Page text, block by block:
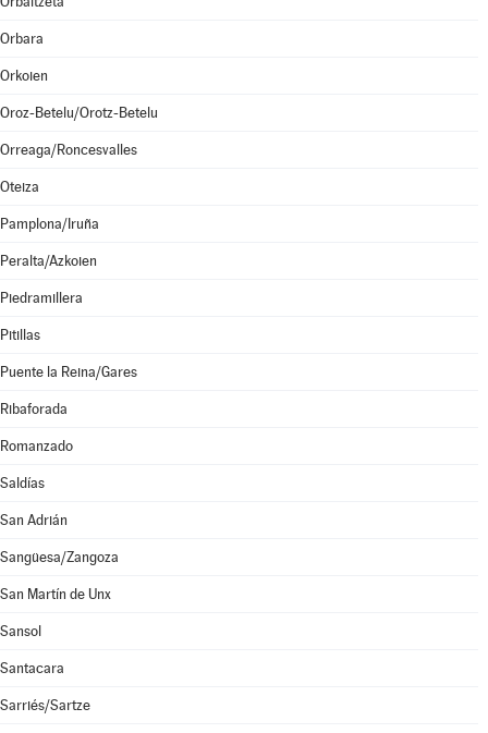
Orbara
Orkoien
Oroz-Betelu/Orotz-Betelu
Orreaga/Roncesvalles
Oteiza
Pamplona/Iruña
Peralta/Azkoien
Piedramillera
Pitillas
Puente la Reina/Gares
Ribaforada
Romanzado
Saldías
San Adrián
Sangüesa/Zangoza
San Martín de Unx
Sansol
Santacara
Sarriés/Sartze